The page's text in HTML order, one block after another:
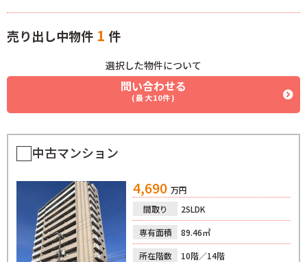
売り出し中物件 1 件
選択した物件について
問い合わせる
(最大10件)
中古マンション
4,690 万円
間取り
2SLDK
専有面積
89.46㎡
所在階数
10階／14階